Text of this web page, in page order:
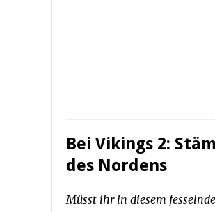
Bei Vikings 2:
des Nordens
Müsst ihr in diesem